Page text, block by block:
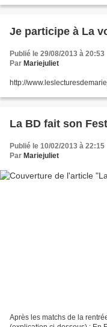
Je participe à La
Publié le 29/08/2013 à 20:53
Par Mariejuliet
http://
La BD fait son
Publié le 10/02/2013 à 22:15
Par Mariejuliet
Après les matchs de la